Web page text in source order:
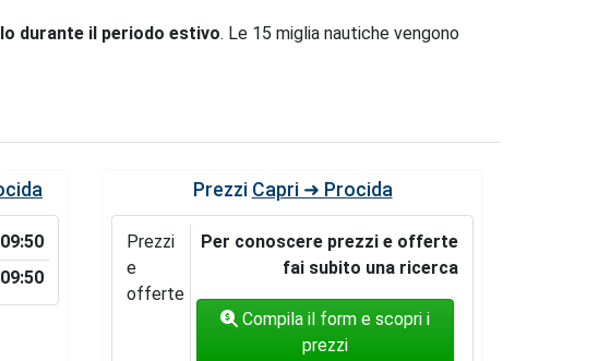
durante il periodo estivo. Le 15 miglia nautiche vengono
09:50
09:50
Prezzi Capri ➜ Procida
Prezzi
e
offerte
Per conoscere prezzi e offerte
fai subito una ricerca
Compila il form e scopri i
prezzi